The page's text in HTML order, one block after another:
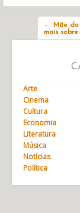
←
Mãe
mais
Arte
Cinema
Cultura
Economia
Literatura
Música
Notícias
Política